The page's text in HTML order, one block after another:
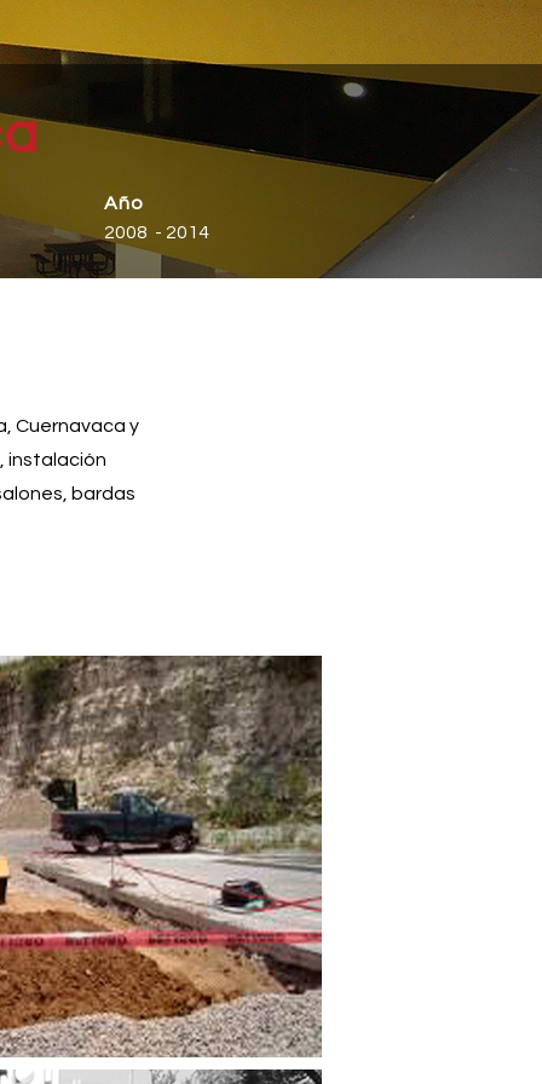
Año
2008 - 2014
Cuernavaca y
instalación
bardas